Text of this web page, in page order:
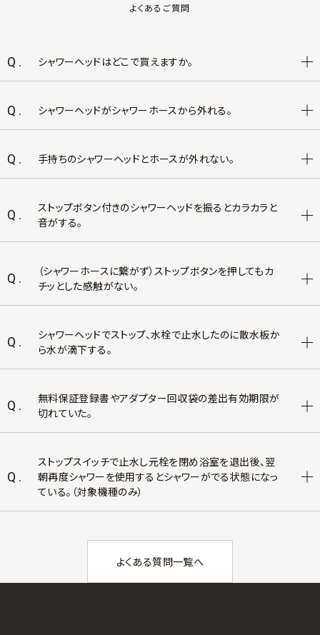
よくあるご質問
Q. シャワーヘッドはどこで買えますか。
Q. シャワーヘッドがシャワーホースから外れる。
Q. 手持ちのシャワーヘッドとホースが外れない。
Q.
ストップボタン付きのシャワーヘッドを振るとカラカラと
音がする。
Q.
（シャワーホースに繋がず）ストップボタンを押してもカ
チッとした感触がない。
Q.
シャワーヘッドでストップ、水栓で止水したのに散水板か
ら水が滴下する。
Q.
無料保証登録書やアダプター回収袋の差出有効期限が
切れていた。
Q.
ストップスイッチで止水し元栓を閉め浴室を退出後、翌
朝再度シャワーを使用するとシャワーがでる状態になっ
ている。（対象機種のみ）
よくある質問一覧へ